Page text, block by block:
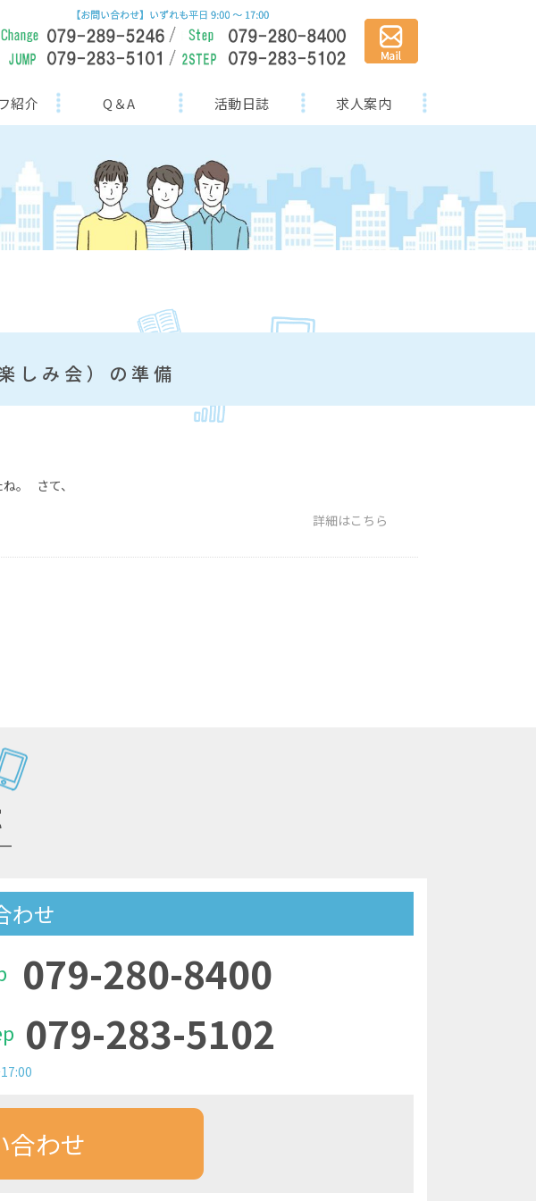
紹介 Q＆A 活動日誌 求人案内
しみ会）の準備
。 さて、
詳細はこちら
わせ
079-280-8400
079-283-5102
合わせ